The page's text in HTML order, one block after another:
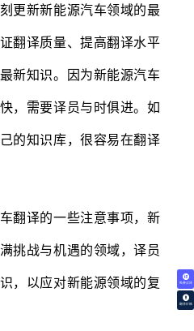
免费试译
翻译价格
新新能源汽车领域的最
翻译质量、提高翻译水平
新知识。因为新能源汽车
，需要译员与时俱进。如
的知识库，很容易在翻译
译的一些注意事项，新
挑战与机遇的领域，译员
，以应对新能源领域的复